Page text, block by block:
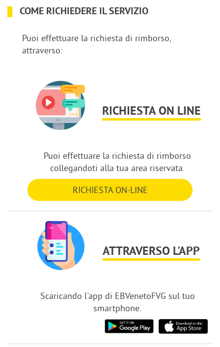
COME RICHIEDERE IL SERVIZIO
Puoi effettuare la richiesta di rimborso,
attraverso:
RICHIESTA ON LINE
Puoi effettuare la richiesta di rimborso
collegandoti alla tua area riservata.
RICHIESTA ON-LINE
ATTRAVERSO L'APP
Scaricando l'app di EBVenetoFVG sul tuo
smartphone.